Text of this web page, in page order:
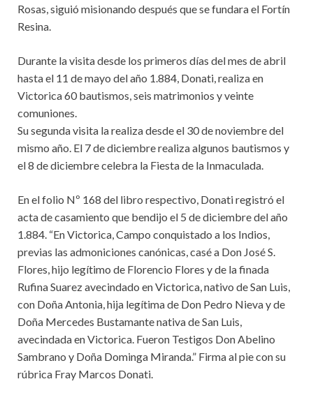
Rosas, siguió misionando después que se fundara el Fortín
Resina.
Durante la visita desde los primeros días del mes de abril
hasta el 11 de mayo del año 1.884, Donati, realiza en
Victorica 60 bautismos, seis matrimonios y veinte
comuniones.
Su segunda visita la realiza desde el 30 de noviembre del
mismo año. El 7 de diciembre realiza algunos bautismos y
el 8 de diciembre celebra la Fiesta de la Inmaculada.
En el folio Nº 168 del libro respectivo, Donati registró el
acta de casamiento que bendijo el 5 de diciembre del año
1.884. “En Victorica, Campo conquistado a los Indios,
previas las admoniciones canónicas, casé a Don José S.
Flores, hijo legítimo de Florencio Flores y de la finada
Rufina Suarez avecindado en Victorica, nativo de San Luis,
con Doña Antonia, hija legítima de Don Pedro Nieva y de
Doña Mercedes Bustamante nativa de San Luis,
avecindada en Victorica. Fueron Testigos Don Abelino
Sambrano y Doña Dominga Miranda.” Firma al pie con su
rúbrica Fray Marcos Donati.